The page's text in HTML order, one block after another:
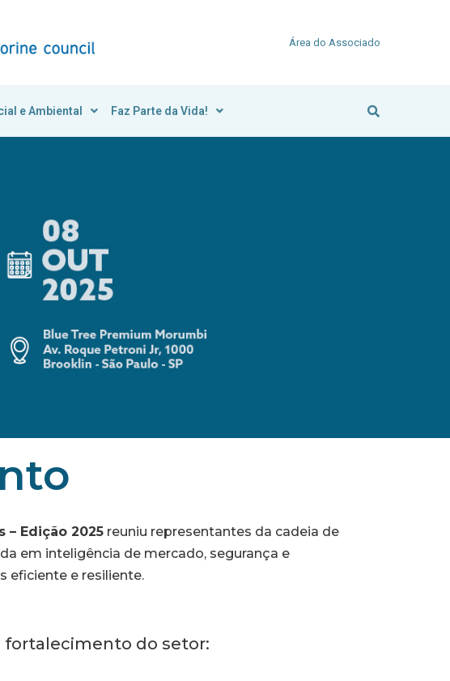
Área do Associado
e Ambiental Faz Parte da Vida!
Edição 2025 reuniu representantes da cadeia de
em inteligência de mercado, segurança e
eficiente e resiliente.
fortalecimento do setor: